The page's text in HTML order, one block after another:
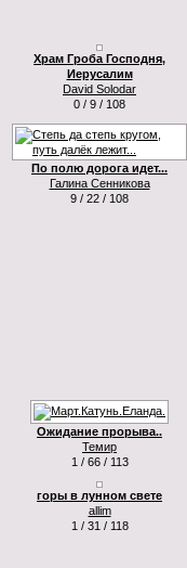
Храм Гроба Господня,
Иерусалим
David Solodar
0 / 9 / 108
По полю дорога идет...
Галина Сенникова
9 / 22 / 108
Ожидание прорыва..
Темир
1 / 66 / 113
горы в лунном свете
allim
1 / 31 / 118